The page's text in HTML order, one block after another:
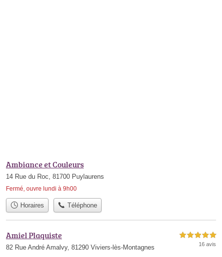
Ambiance et Couleurs
14 Rue du Roc, 81700 Puylaurens
Fermé, ouvre lundi à 9h00
Horaires Téléphone
Amiel Plaquiste
82 Rue André Amalvy, 81290 Viviers-lès-Montagnes
5,0 étoiles sur 5
16 avis